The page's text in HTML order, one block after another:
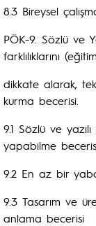
8.3 Bireysel
PÖK-9. Sözlü ve
farklılıklarını
dikkate alarak,
kurma becerisi.
9.1 Sözlü ve
yapabilme
9.2 En az bir
9.3 Tasarım ve
anlama becerisi